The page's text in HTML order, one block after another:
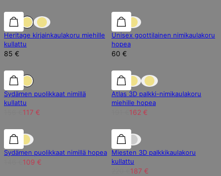
Heritage kirjainkaulakoru miehille
kullattu
85 €
Unisex goottilainen nimikaulakoru
hopea
60 €
25% alennus 25% alennus
Sydämen puolikkaat nimillä
kullattu
117 €
15% alennus
Atlas 3D palkki-nimikaulakoru
miehille hopea
162 €
25% alennus 25% alennus
Sydämen puolikkaat nimillä hopea
109 €
15% alennus
Miesten 3D palkkikaulakoru
kullattu
187 €